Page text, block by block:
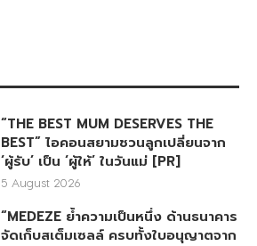
“THE BEST MUM DESERVES THE
BEST” ไอคอนสยามชวนลูกเปลี่ยนจาก
‘ผู้รับ’ เป็น ‘ผู้ให้’ ในวันแม่ [PR]
5 August 2026
“MEDEZE ย้ำความเป็นหนึ่ง ด้านธนาคาร
จัดเก็บสเต็มเซลล์ ครบทั้งใบอนุญาตจาก